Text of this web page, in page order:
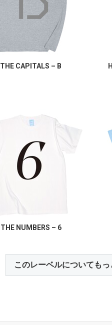
THE CAPITALS – B
THE NUMBERS – 6
このレーベルについてもっ